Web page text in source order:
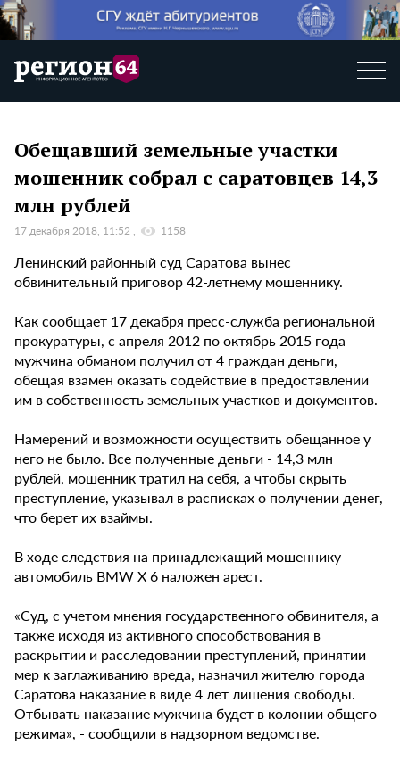
Обещавший земельные участки
мошенник собрал с саратовцев 14,3
млн рублей
17 декабря 2018, 11:52 1158
Ленинский районный суд Саратова вынес
обвинительный приговор 42-летнему мошеннику.
Как сообщает 17 декабря пресс-служба региональной
прокуратуры, с апреля 2012 по октябрь 2015 года
мужчина обманом получил от 4 граждан деньги,
обещая взамен оказать содействие в предоставлении
им в собственность земельных участков и документов.
Намерений и возможности осуществить обещанное у
него не было. Все полученные деньги - 14,3 млн
рублей, мошенник тратил на себя, а чтобы скрыть
преступление, указывал в расписках о получении денег,
что берет их взаймы.
В ходе следствия на принадлежащий мошеннику
автомобиль BMW X 6 наложен арест.
«Суд, с учетом мнения государственного обвинителя, а
также исходя из активного способствования в
раскрытии и расследовании преступлений, принятии
мер к заглаживанию вреда, назначил жителю города
Саратова наказание в виде 4 лет лишения свободы.
Отбывать наказание мужчина будет в колонии общего
режима», - сообщили в надзорном ведомстве.